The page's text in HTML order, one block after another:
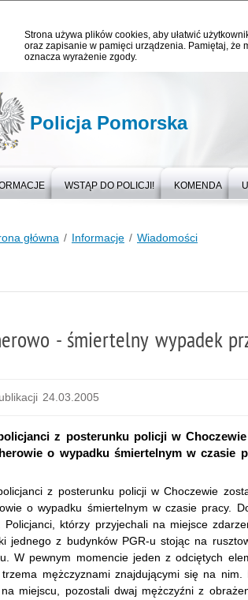
Strona używa plików cookies, aby ułatwić
oraz zapisanie w pamięci urządzenia. Pamiętaj, że
oznacza wyrażenie zgody.
Policja Pomorska
WSTĄP DO POLICJI! KOMENDA
główna Informacje Wiadomości
- śmiertelny wypadek
24.03.2005
z posterunku policji w
o wypadku śmiertelnym w czasie
z posterunku policji w Choczewie
o wypadku śmiertelnym w czasie pracy.
Policjanci, którzy przyjechali na miejsce
jednego z budynków PGR-u stojąc na
W pewnym momencie jeden z odciętych
mężczyznami znajdującymi się na
miejscu, pozostali dwaj mężczyźni z